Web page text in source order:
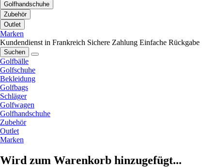
Golfhandschuhe
Zubehör
Outlet
Marken
Kundendienst in Frankreich Sichere Zahlung Einfache Rückgabe
Suchen
Golfbälle
Golfschuhe
Bekleidung
Golfbags
Schläger
Golfwagen
Golfhandschuhe
Zubehör
Outlet
Marken
Wird zum Warenkorb hinzugefügt...